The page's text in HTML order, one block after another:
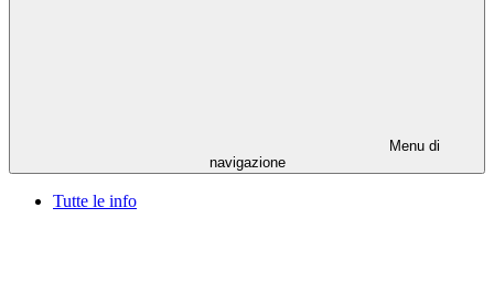
Menu di
navigazione
Tutte le info